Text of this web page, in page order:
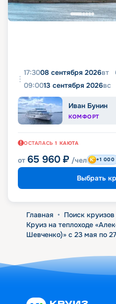
17:3008 сентября 2026вт
09:0013 сентября 2026вс
Иван Бунин
КОМФОРТ
ОСТАЛАСЬ 1 КАЮТА
от 65 960 ₽ /чел +1 000
Выбрать
Главная • Поиск круизов
Круиз на теплоходе
Шевченко)» с 23 мая по